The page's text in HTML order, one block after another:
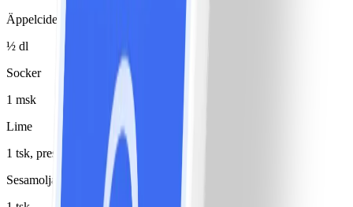
Äppelcidervinäger
½ dl
Socker
1 msk
Lime
1 tsk, pressad
Sesamolja